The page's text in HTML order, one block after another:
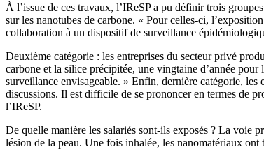
À l’issue de ces travaux, l’IReSP a pu définir trois
sur les nanotubes de carbone. « Pour celles-ci,
collaboration à un dispositif de surveillance
Deuxième catégorie : les entreprises du secteur privé
carbone et la silice précipitée, une vingtaine d’année
surveillance envisageable. » Enfin, dernière catégorie, les
discussions. Il est difficile de se prononcer en termes de
l’IReSP.
De quelle manière les salariés sont-ils exposés ? La voie
lésion de la peau. Une fois inhalée, les nanomatériaux